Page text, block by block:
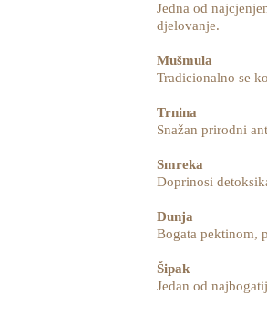
Jedna od
djelovanje.
Mušmula
Tradicionalno se
Trnina
Snažan prirodni
Smreka
Doprinosi
Dunja
Bogata pektinom,
Šipak
Jedan od